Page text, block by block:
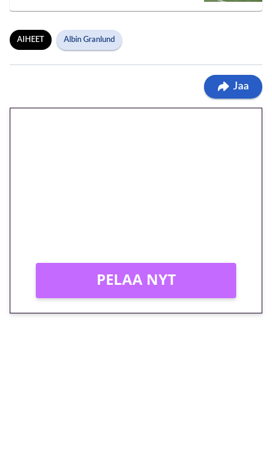
AIHEET Albin Granlund
Jaa
PELAA NYT